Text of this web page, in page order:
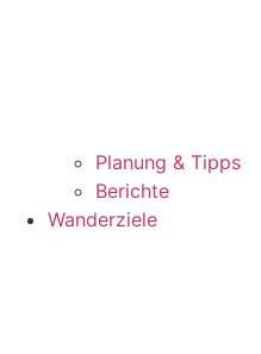
Planung & Tipps
Berichte
Wanderziele